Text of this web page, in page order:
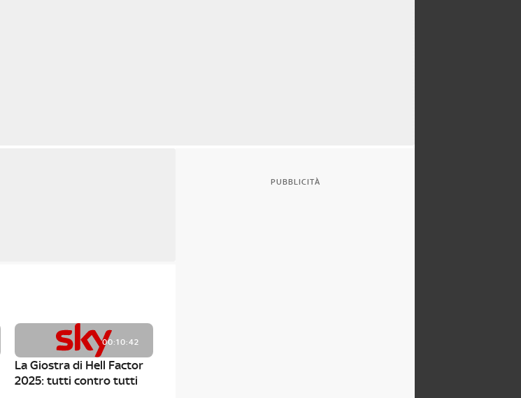
00:10:42
La Giostra di Hell Factor
2025: tutti contro tutti
PUBBLICITÀ